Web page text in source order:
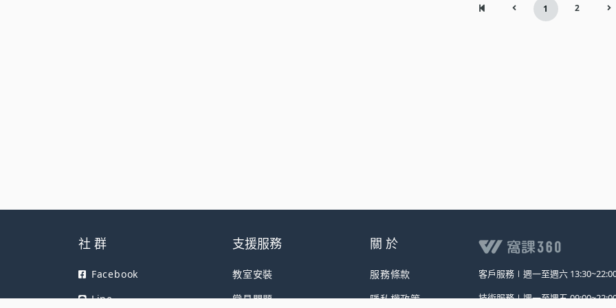
1 2
社 群
Facebook
Line
支援服務
教室安裝
常見問題
關 於
服務條款
隱私權政策
客戶服務∣ 週一至週六
技術服務∣週一至週五